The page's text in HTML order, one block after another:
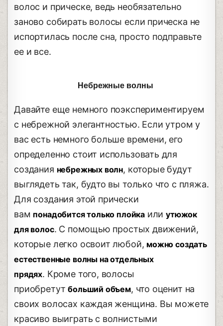
волос и прическе, ведь необязательно
заново собирать волосы если прическа не
испортилась после сна, просто подправьте
ее и все.
Небрежные волны
Давайте еще немного поэкспериментируем
с небрежной элегантностью. Если утром у
вас есть немного больше времени, его
определенно стоит использовать для
создания небрежных волн, которые будут
выглядеть так, будто вы только что с пляжа.
Для создания этой прически
вам понадобится только плойкаилиутюжок
для волос. С помощью простых движений,
которые легко освоит любой, можно создать
естественные волны на отдельных
прядях. Кроме того, волосы
приобретутбольший объем, что оценит на
своих волосах каждая женщина. Вы можете
красиво выиграть с волнистыми